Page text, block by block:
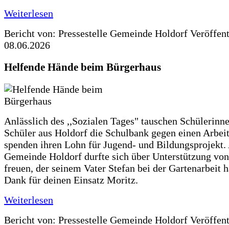
Weiterlesen
Bericht von: Pressestelle Gemeinde Holdorf
08.06.2026
Helfende Hände beim Bürgerhaus
Anlässlich des ,,Sozialen Tages" tauschen
Schüler aus Holdorf die Schulbank gegen einen
spenden ihren Lohn für Jugend- und Bildungsprojekt.
Gemeinde Holdorf durfte sich über Unterstützung
freuen, der seinem Vater Stefan bei der Gartenarbeit
Dank für deinen Einsatz Moritz.
Weiterlesen
Bericht von: Pressestelle Gemeinde Holdorf